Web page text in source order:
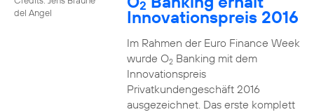
del Angel
2
Innovationspreis 2016
Im Rahmen der Euro Finance Week
wurde O2Banking mit dem
Innovationspreis
Privatkundengeschäft 2016
ausgezeichnet. Das erste komplett